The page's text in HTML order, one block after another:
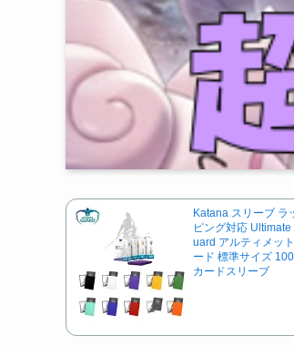
Katana スリーブ ラ
ピング対応 Ultimate
uard アルティメッ
ード 標準サイズ
カードスリーブ